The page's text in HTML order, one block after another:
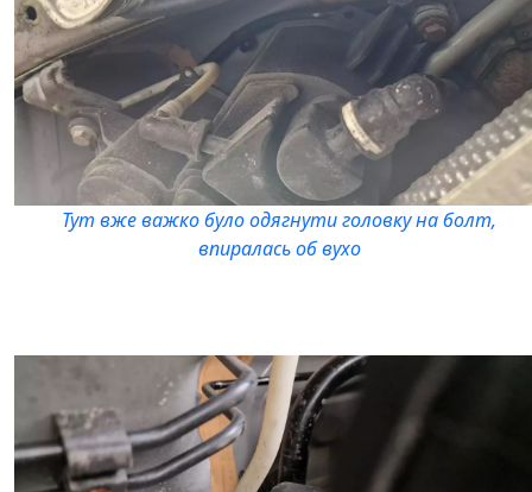
Тут вже важко було одягнути головку на болт,
впиралась об вухо